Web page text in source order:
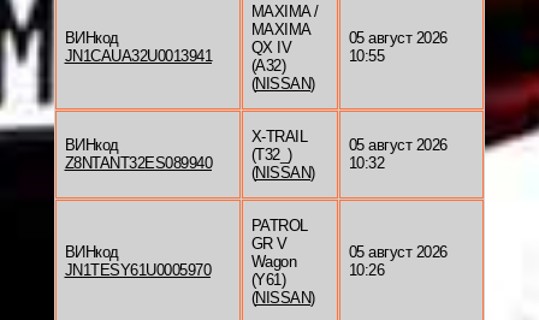
ВИНкод
JN1CAUA32U0013941
MAXIMA /
MAXIMA
QX IV
(A32)
(NISSAN)
05 август 2026
10:55
ВИНкод
Z8NTANT32ES089940
X-TRAIL
(T32_)
(NISSAN)
05 август 2026
10:32
ВИНкод
JN1TESY61U0005970
PATROL
GR V
Wagon
(Y61)
(NISSAN)
05 август 2026
10:26